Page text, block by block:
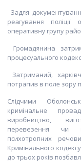
Задля
реагування
оперативну групу
Громадянина
процесуального
Затриманий,
потрапив в поле зору
Слідчими
кримінальне
виробництво,
перевезення чи
психотропних
Кримінального
до трьох років